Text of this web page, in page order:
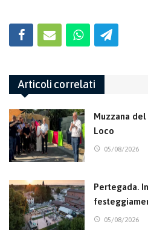
Articoli correlati
Muzzana del
Loco
05/08/2026
Pertegada.
05/08/2026